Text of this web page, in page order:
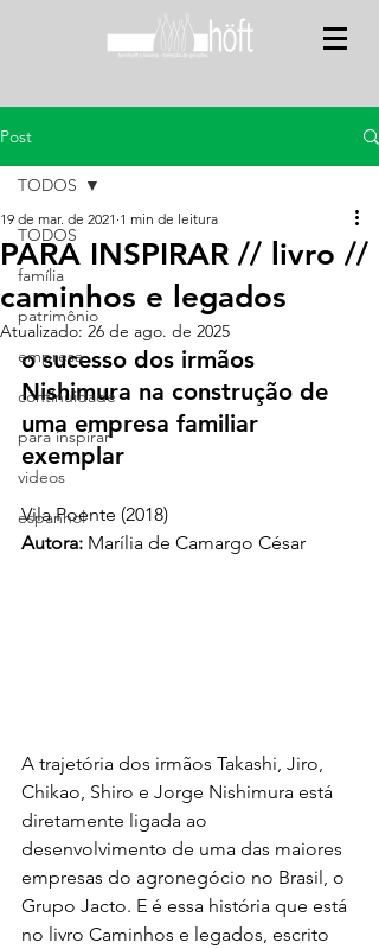
Post
TODOS
família
patrimônio
empresa
continuidade
para inspirar
videos
espanhol
TODOS
PARA INSPIRAR // livro //
caminhos e legados
19 de mar. de 2021 1 min de leitura
Atualizado: 26 de ago. de 2025
o sucesso dos irmãos
Nishimura na construção de
uma empresa familiar
exemplar
Vila Poente (2018)
Autora: Marília de Camargo César
A trajetória dos irmãos Takashi, Jiro,
Chikao, Shiro e Jorge Nishimura está
diretamente ligada ao
desenvolvimento de uma das maiores
empresas do agronegócio no Brasil, o
Grupo Jacto. E é essa história que está
no livro Caminhos e legados, escrito